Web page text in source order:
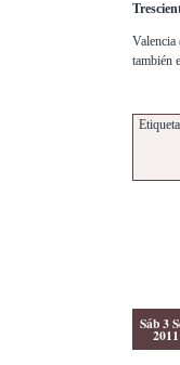
Valencia
también
Sáb 3
2011